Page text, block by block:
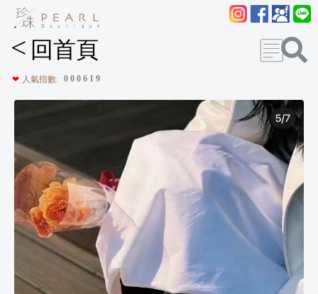
< 回首頁
❤ 人氣指數: 0 0 0 6 1 9